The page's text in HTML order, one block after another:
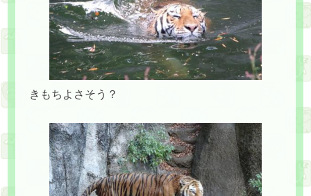
きもちよさそう？